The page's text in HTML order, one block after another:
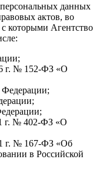
данных
актов, во
которыми Агентство
г. № 152-ФЗ «О
Федерации;
г. № 402-ФЗ «О
г. № 167-ФЗ «Об
в Российской